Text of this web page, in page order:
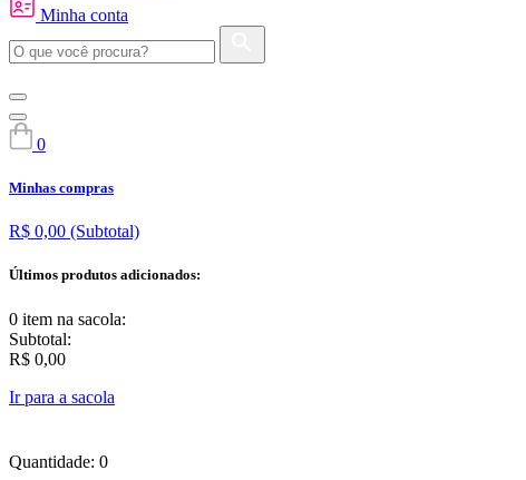
Minha conta
0
Minhas compras
R$ 0,00 (Subtotal)
Últimos produtos adicionados:
0 item na sacola:
Subtotal:
R$ 0,00
Ir para a sacola
Quantidade: 0